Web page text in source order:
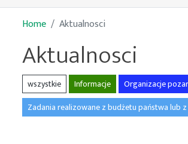
Home Aktualnosci
Aktualnosci
wszystkie Informacje Organizacje
Zadania realizowane z budżetu państwa lub